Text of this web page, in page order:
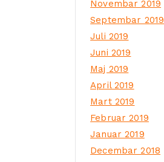
Novembar 2019
Septembar 2019
Juli 2019
Juni 2019
Maj 2019
April 2019
Mart 2019
Februar 2019
Januar 2019
Decembar 2018